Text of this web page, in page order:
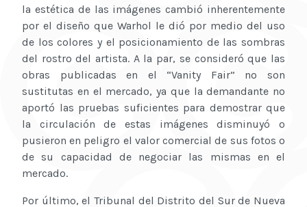
la estética de las imágenes cambió inherentemente
por el diseño que Warhol le dió por medio del uso
de los colores y el posicionamiento de las sombras
del rostro del artista. A la par, se consideró que las
obras publicadas en el “Vanity Fair” no son
sustitutas en el mercado, ya que la demandante no
aportó las pruebas suficientes para demostrar que
la circulación de estas imágenes disminuyó o
pusieron en peligro el valor comercial de sus fotos o
de su capacidad de negociar las mismas en el
mercado.
Por último, el Tribunal del Distrito del Sur de Nueva